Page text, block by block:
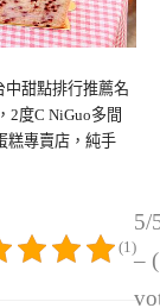
中甜點排行推薦名
2度C NiGuo多間
糕專賣店，純手
5/
–
(1)